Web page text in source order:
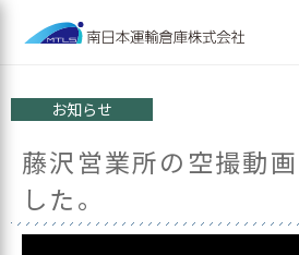
お知らせ
藤沢営業所の空撮動
した。